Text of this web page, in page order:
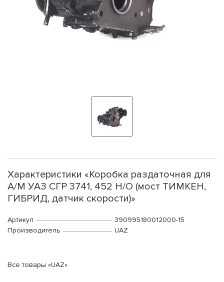
Характеристики «Коробка раздаточная для
А/М УАЗ СГР 3741, 452 Н/О (мост ТИМКЕН,
ГИБРИД, датчик скорости)»
Артикул
390995180012000-15
Производитель
UAZ
Все товары «UAZ»